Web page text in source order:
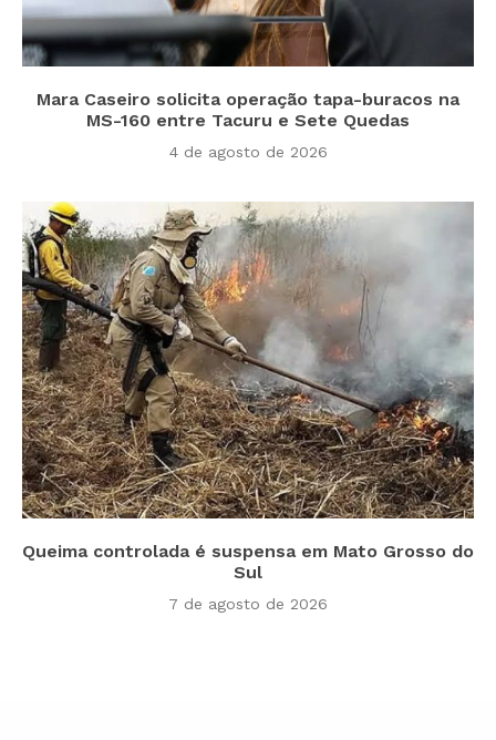
Mara Caseiro solicita operação tapa-buracos na
MS-160 entre Tacuru e Sete Quedas
4 de agosto de 2026
Queima controlada é suspensa em Mato Grosso do
Sul
7 de agosto de 2026